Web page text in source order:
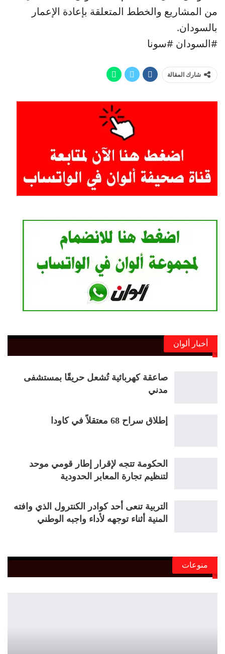
من المشاريع والخطط المتعلقة بإعادة الإعمار
بالسودان.
#السودان #سونا
شارك المقالة
أخبار ألوان
صاعقة كهربائية تُشعل حريقًا بمستشفى
مدني
إطلاق سراح 68 معتقلاً في كاودا
الحكومة تتجه لإقرار إطار قومي موحد
لتنظيم تجارة المعابر الحدودية
التربية تنعى أحد كوادر الكنترول الذي وافته
المنية أثناء توجهه لأداء واجبه الوطني
منوعات